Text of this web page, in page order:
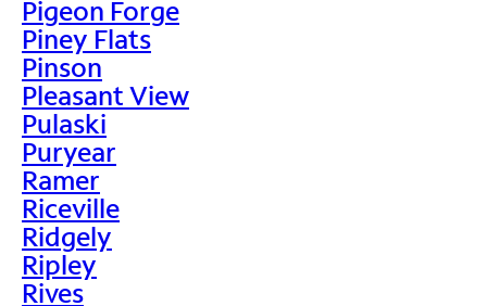
Pigeon Forge
Piney Flats
Pinson
Pleasant View
Pulaski
Puryear
Ramer
Riceville
Ridgely
Ripley
Rives